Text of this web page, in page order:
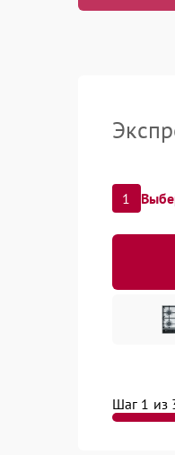
1
Шаг 1 из